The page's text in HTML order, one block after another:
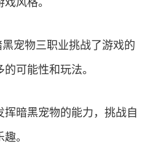
宠物三职业挑战了游戏的
可能性和玩法。
暗黑宠物的能力，挑战自
。